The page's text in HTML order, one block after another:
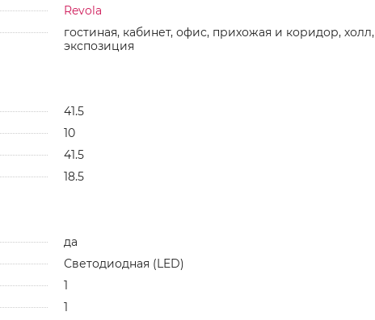
Revola
гостиная, кабинет, офис, прихожая и коридор, холл,
экспозиция
41.5
10
41.5
18.5
да
Светодиодная (LED)
1
1